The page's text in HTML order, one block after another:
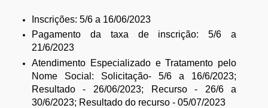
Inscrições: 5/6 a 16/06/2023
Pagamento da taxa de inscrição: 5/6 a
21/6/2023
Atendimento Especializado e Tratamento pelo
Nome Social: Solicitação- 5/6 a 16/6/2023;
Resultado - 26/06/2023; Recurso - 26/6 a
30/6/2023; Resultado do recurso - 05/07/2023